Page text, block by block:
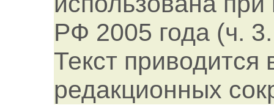
РФ 2005 года (ч.
Текст приводится
редакционных